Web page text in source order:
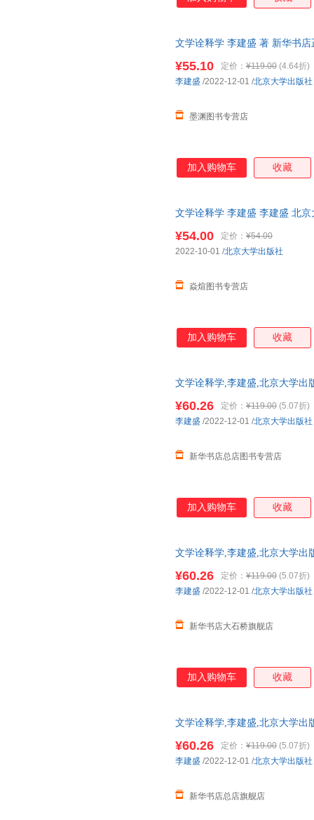
文学诠释学 李建盛 著 新华书
¥55.10 定价： ¥119.00 (4.64折)
墨渊图书专营店
李建盛 /2022-12-01 /北京大学出版社
加入购物车 收藏
文学诠释学 李建盛 李建盛 北京
¥54.00 定价： ¥54.00
焱煊图书专营店
2022-10-01 /北京大学出版社
加入购物车 收藏
文学诠释学,李建盛,北京大学出
¥60.26 定价： ¥119.00 (5.07折)
新华书店总店图书专营店
李建盛 /2022-12-01 /北京大学出版社
加入购物车 收藏
文学诠释学,李建盛,北京大学出
¥60.26 定价： ¥119.00 (5.07折)
新华书店大石桥旗舰店
李建盛 /2022-12-01 /北京大学出版社
加入购物车 收藏
文学诠释学,李建盛,北京大学出
¥60.26 定价： ¥119.00 (5.07折)
新华书店总店旗舰店
李建盛 /2022-12-01 /北京大学出版社